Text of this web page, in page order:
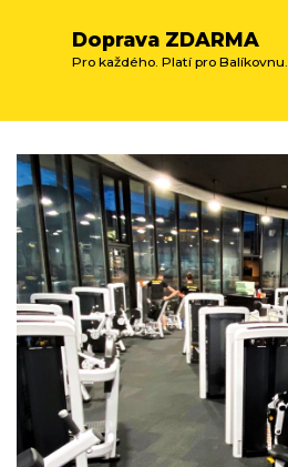
Doprava ZDARMA
Pro každého. Platí pro Balíkovnu.